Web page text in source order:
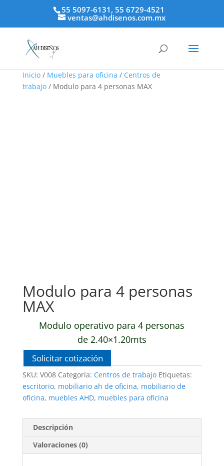
55 5097-6131, 55 6729-4521
ventas@ahdisenos.com.mx
Inicio/ Muebles para oficina / Centros de
trabajo/ Modulo para 4 personas MAX
Modulo para 4 personas
MAX
Modulo operativo para 4 personas
de 2.40×1.20mts
Solicitar cotización
SKU: V008 Categoría: Centros de trabajo Etiquetas:
escritorio, mobiliario ah de oficina, mobiliario de
oficina, muebles AHD, muebles para oficina
Descripción
Valoraciones (0)